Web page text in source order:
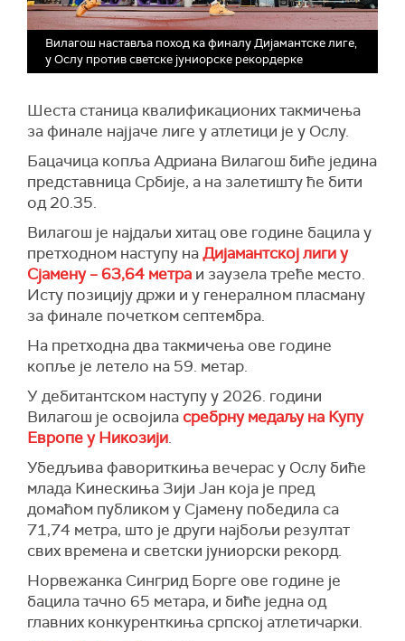
Вилагош наставља поход ка финалу Дијамантске лиге,
у Ослу против светске јуниорске рекордерке
Шеста станица квалификационих такмичења
за финале најјаче лиге у атлетици је у Ослу.
Бацачица копља Адриана Вилагош биће једина
представница Србије, а на залетишту ће бити
од 20.35.
Вилагош је најдаљи хитац ове године бацила у
претходном наступу наДијамантској лиги у
Сјамену – 63,64 метра и заузела треће место.
Исту позицију држи и у генералном пласману
за финале почетком септембра.
На претходна два такмичења ове године
копље је летело на 59. метар.
У дебитантском наступу у 2026. години
Вилагош је освојила сребрну медаљу на Купу
Европе у Никозији.
Убедљива фавориткиња вечерас у Ослу биће
млада Кинескиња Зији Јан која је пред
домаћом публиком у Сјамену победила са
71,74 метра, што је други најбољи резултат
свих времена и светски јуниорски рекорд.
Норвежанка Сингрид Борге ове године је
бацила тачно 65 метара, и биће једна од
главних конкуренткиња српској атлетичарки.